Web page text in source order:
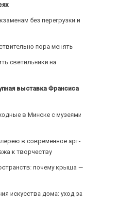
без перегрузки и
пора менять
светильники на
выставка Франсиса
в Минске с музеями
в современное арт-
к творчеству
почему крыша —
искусства дома: уход за